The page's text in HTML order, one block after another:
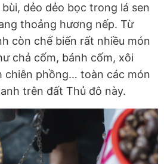
dẻo dẻo bọc trong lá sen
thoảng hương nếp. Từ
còn chế biến rất nhiều món
chả cốm, bánh cốm, xôi
chiên phồng… toàn các món
trên đất Thủ đô này.